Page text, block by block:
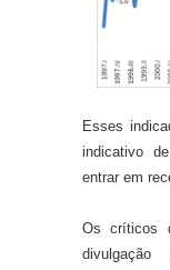
Esses
indicativo
entrar em
Os críticos